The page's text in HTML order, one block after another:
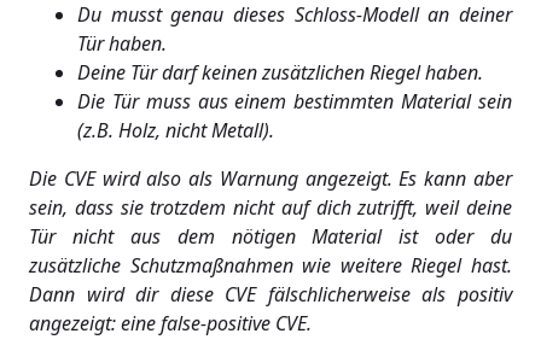
Du musst genau dieses Schloss-Modell an deiner
Tür haben.
Deine Tür darf keinen zusätzlichen Riegel haben.
Die Tür muss aus einem bestimmten Material sein
(z.B. Holz, nicht Metall).
Die CVE wird also als Warnung angezeigt. Es kann aber
sein, dass sie trotzdem nicht auf dich zutrifft, weil deine
Tür nicht aus dem nötigen Material ist oder du
zusätzliche Schutzmaßnahmen wie weitere Riegel hast.
Dann wird dir diese CVE fälschlicherweise als positiv
angezeigt: eine false-positive CVE.